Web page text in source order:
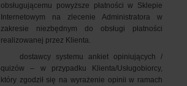
obsługującemu powyższe płatności w Sklepie
Internetowym na zlecenie Administratora w
zakresie niezbędnym do obsługi płatności
realizowanej przez Klienta.
dostawcy systemu ankiet opiniujących /
quizów – w przypadku Klienta/Usługobiorcy,
który zgodził się na wyrażenie opinii w ramach